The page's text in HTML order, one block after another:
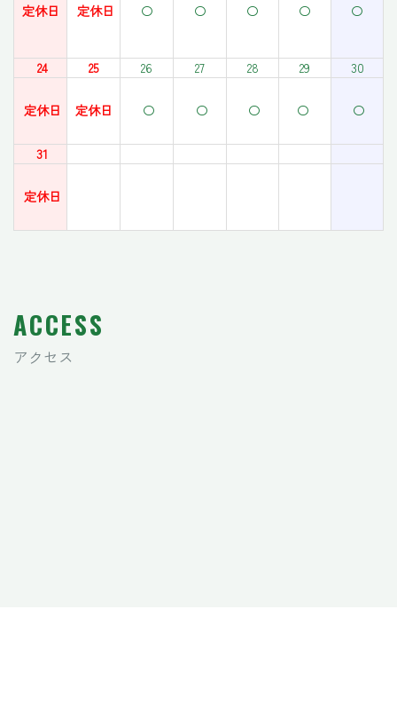
定休日 定休日 〇 〇 〇 〇 〇
24 25 26 27 28 29 30
定休日 定休日 〇 〇 〇 〇 〇
31
定休日
ACCESS
アクセス